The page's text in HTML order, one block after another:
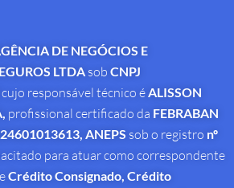
DE NEGÓCIOS E
LTDAsob CNPJ
cujo responsável técnico éALISSON
, profissional certificado da FEBRABAN
ANEPS sob o registro nº
para atuar como correspondente
Crédito Consignado, Crédito